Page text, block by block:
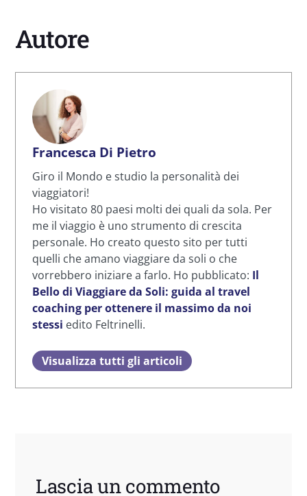
Autore
Francesca Di Pietro
Giro il Mondo e studio la personalità dei
viaggiatori!
Ho visitato 80 paesi molti dei quali da sola. Per
me il viaggio è uno strumento di crescita
personale. Ho creato questo sito per tutti
quelli che amano viaggiare da soli o che
vorrebbero iniziare a farlo. Ho pubblicato: Il
Bello di Viaggiare da Soli: guida al travel
coaching per ottenere il massimo da noi
stessi edito Feltrinelli.
Visualizza tutti gli articoli
Lascia un commento